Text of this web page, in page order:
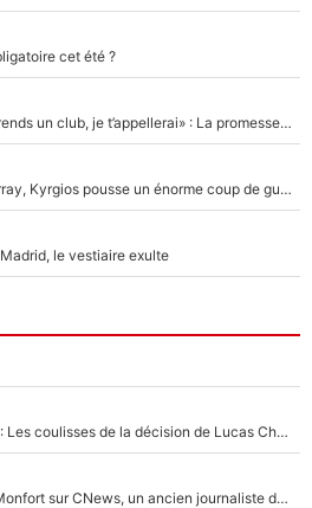
cet été ?
Mercato - OM - «Dès que je prends un club, je t’appellerai» : La promesse de Marcelino au moment de claquer la porte
Victime de racisme contre Murray, Kyrgios pousse un énorme coup de gueule !
le vestiaire exulte
«Il a décidé de rester au PSG» : Les coulisses de la décision de Lucas Chevalier pour son transfert
Après le dérapage de Nelson Monfort sur CNews, un ancien journaliste de France Télévisions relance la polémique sur les incendies en Gironde